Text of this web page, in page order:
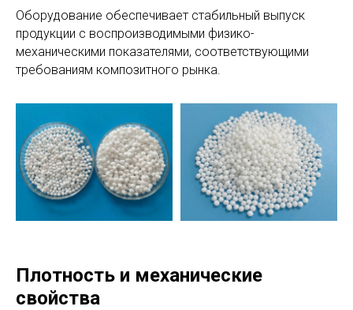
Оборудование обеспечивает стабильный выпуск
продукции с воспроизводимыми физико-
механическими показателями, соответствующими
требованиям композитного рынка.
Плотность и механические
свойства